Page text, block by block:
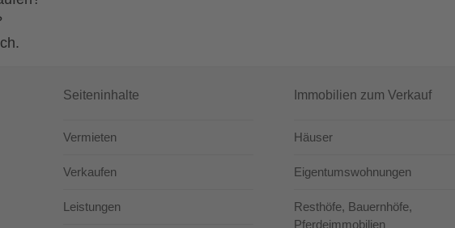
Seiteninhalte
Vermieten
Verkaufen
Leistungen
Immobilien zum Verkauf
Häuser
Eigentumswohnungen
Resthöfe, Bauernhöfe,
Pferdeimmobilien